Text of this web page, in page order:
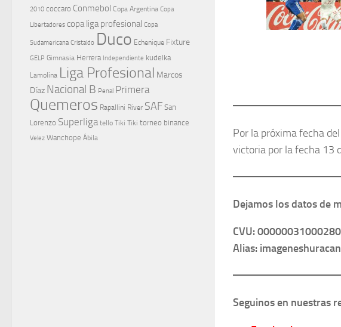
Por la próxima fecha
victoria por la fecha 13
Dejamos los datos de
CVU:
Alias: imageneshuracan
Seguinos en nuestras
2010 coccaro Conmebol Copa Argentina Copa
Libertadores copa liga profesional Copa
Sudamericana Cristaldo Duco Echenique Fixture
GELP Gimnasia Herrera Independiente kudelka
Lamolina Liga Profesional Marcos
Díaz Nacional B Penal Primera
Quemeros Rapallini River SAF San
Lorenzo Superliga tello Tiki Tiki torneo binance
Velez Wanchope Ábila